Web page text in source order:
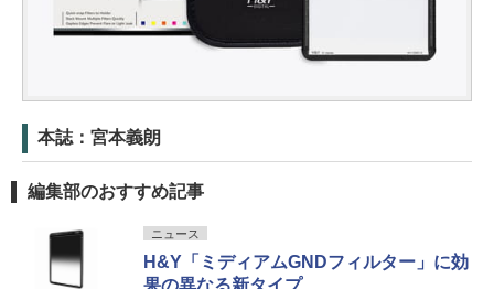
本誌：宮本義朗
編集部のおすすめ記事
ニュース
H&Y「ミディアムGNDフィルター」に効
果の異なる新タイプ